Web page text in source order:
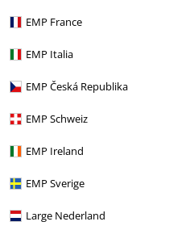
EMP France
EMP Italia
EMP Česká Republika
EMP Schweiz
EMP Ireland
EMP Sverige
Large Nederland
få tilsendt EMPs nyhetsbrev og at
personlige data og sende
basis. Min personlige data vil
kontakte E.M.P Merchandising